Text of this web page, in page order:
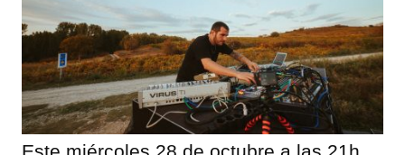
Este miércoles 28 de octubre a las 21h